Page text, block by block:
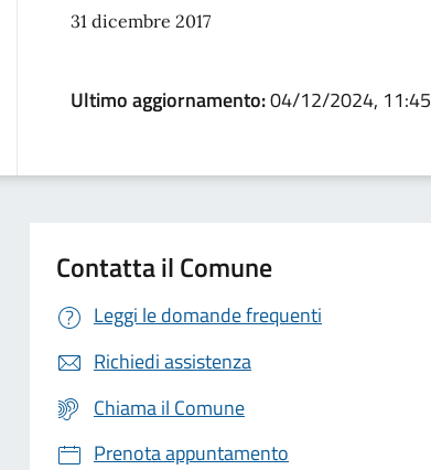
31 dicembre 2017
Ultimo aggiornamento:04/12/2024, 11:45
Contatta il Comune
Leggi le domande frequenti
Richiedi assistenza
Chiama il Comune
Prenota appuntamento